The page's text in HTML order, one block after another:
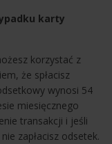
karty
korzystać z
że spłacisz
wynosi 54
miesięcznego
transakcji i jeśli
zapłacisz odsetek.